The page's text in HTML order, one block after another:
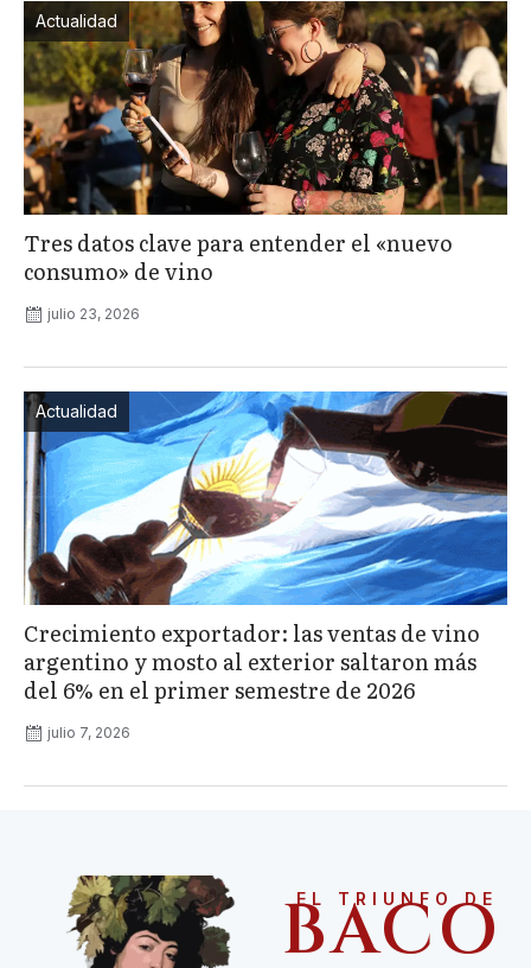
Actualidad
Tres datos clave para entender el «nuevo
consumo» de vino
julio 23, 2026
Actualidad
Crecimiento exportador: las ventas de vino
argentino y mosto al exterior saltaron más
del 6% en el primer semestre de 2026
julio 7, 2026
EL TRIUNFO DE
BACO